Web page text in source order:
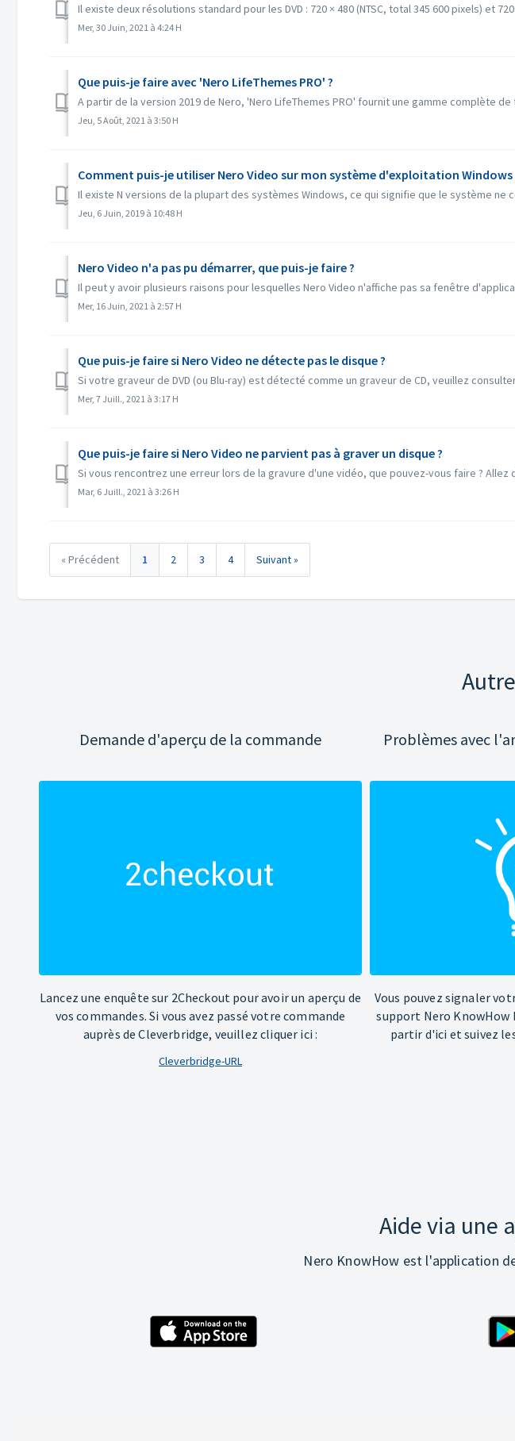
Il existe deux résolutions standard pour les DVD : 720 × 480 (NTSC, total 345 600 pixels) et
Mer, 30 Juin, 2021 à 4:24 H
Que puis-je faire avec 'Nero LifeThemes PRO' ?
A partir de la version 2019 de Nero, 'Nero LifeThemes PRO' fournit une gamme complète
Jeu, 5 Août, 2021 à 3:50 H
Comment puis-je utiliser Nero Video sur mon système d'exploitation Windows
Il existe N versions de la plupart des systèmes Windows, ce qui signifie que le système ne
Jeu, 6 Juin, 2019 à 10:48 H
Nero Video n'a pas pu démarrer, que puis-je faire ?
Il peut y avoir plusieurs raisons pour lesquelles Nero Video n'affiche pas sa fenêtre
Mer, 16 Juin, 2021 à 2:57 H
Que puis-je faire si Nero Video ne détecte pas le disque ?
Si votre graveur de DVD (ou Blu-ray) est détecté comme un graveur de CD, veuillez
Mer, 7 Juill., 2021 à 3:17 H
Que puis-je faire si Nero Video ne parvient pas à graver un disque ?
Si vous rencontrez une erreur lors de la gravure d'une vidéo, que pouvez-vous faire ?
Mar, 6 Juill., 2021 à 3:26 H
« Précédent 1 2 3 4 Suivant »
Demande d'aperçu de la commande
Lancez une enquête sur 2Checkout pour avoir un aperçu de
vos commandes. Si vous avez passé votre commande
auprès de Cleverbridge, veuillez cliquer ici :
Cleverbridge-URL
Problèmes avec
Vous pouvez signaler
support Nero KnowHow
partir d'ici et suivez
Aide via une
Nero KnowHow est l'application